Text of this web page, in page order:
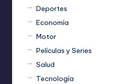
Deportes
Economía
Motor
Películas y Series
Salud
Tecnología